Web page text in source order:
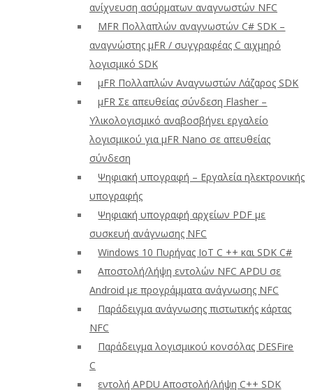
ανίχνευση ασύρματων αναγνωστών NFC
ΜFR Πολλαπλών αναγνωστών C# SDK –
αναγνώστης μFR / συγγραφέας C αιχμηρό
λογισμικό SDK
μFR Πολλαπλών Αναγνωστών Λάζαρος SDK
μFR Σε απευθείας σύνδεση Flasher –
Υλικολογισμικό αναβοσβήνει εργαλείο
λογισμικού για μFR Nano σε απευθείας
σύνδεση
Ψηφιακή υπογραφή – Εργαλεία ηλεκτρονικής
υπογραφής
Ψηφιακή υπογραφή αρχείων PDF με
συσκευή ανάγνωσης NFC
Windows 10 Πυρήνας IoT C ++ και SDK C#
Αποστολή/λήψη εντολών NFC APDU σε
Android με προγράμματα ανάγνωσης NFC
Παράδειγμα ανάγνωσης πιστωτικής κάρτας
NFC
Παράδειγμα λογισμικού κονσόλας DESFire
C
εντολή APDU Αποστολή/λήψη C++ SDK